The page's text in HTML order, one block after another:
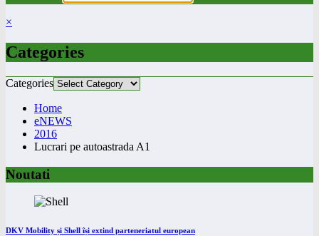
×
Categories
Categories
Home
eNEWS
2016
Lucrari pe autoastrada A1
Noutati
DKV Mobility și Shell își extind parteneriatul european